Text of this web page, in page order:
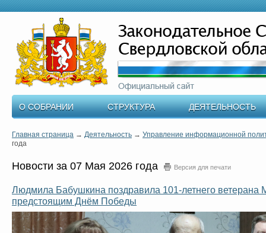
О СОБРАНИИ СТРУКТУРА ДЕЯТЕЛЬНОСТЬ
Главная страница → Деятельность → Управление информационной
года
Новости за 07 Мая 2026 года Версия для печати
Людмила Бабушкина поздравила 101-летнего ветерана
предстоящим Днём Победы